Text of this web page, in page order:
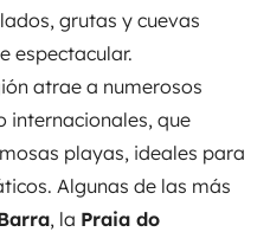
grutas y cuevas
espectacular.
atrae a numerosos
internacionales, que
playas, ideales para
Algunas de las más
, la Praia do